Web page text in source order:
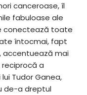
canceroase, îl
fabuloase ale
conectează toate
întocmai, fapt
accentuează mai
a
Tudor Ganea,
de-a dreptul